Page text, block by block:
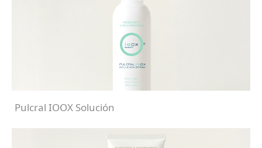
Pulcral IOOX Solución